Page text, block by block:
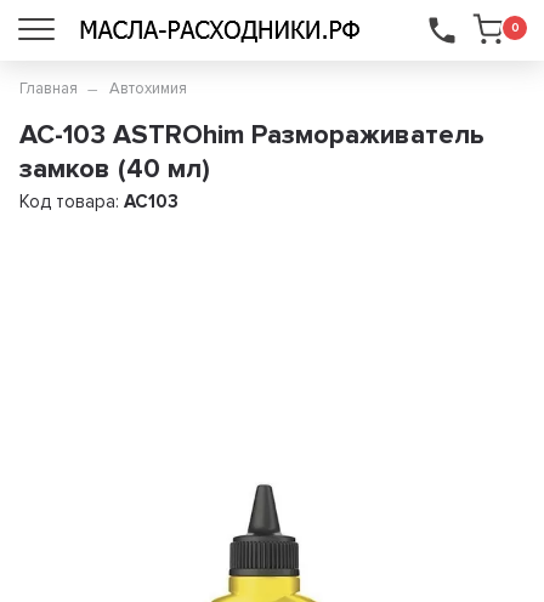
0
...
Главная Автохимия
AC-103 ASTROhim Размораживатель
замков (40 мл)
Код товара:AC103